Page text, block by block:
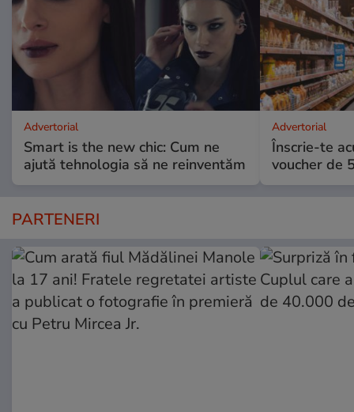
Advertorial
Smart is the new chic: Cum ne
ajută tehnologia să ne reinventăm
Advertorial
Înscrie-te
voucher de
PARTENERI